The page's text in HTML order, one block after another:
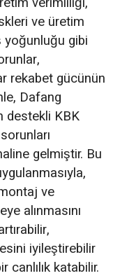
ve üretim
yoğunluğu gibi
rekabet gücünün
Dafang
destekli KBK
gelmiştir. Bu
ve
alınmasını
iyileştirebilir
katabilir.